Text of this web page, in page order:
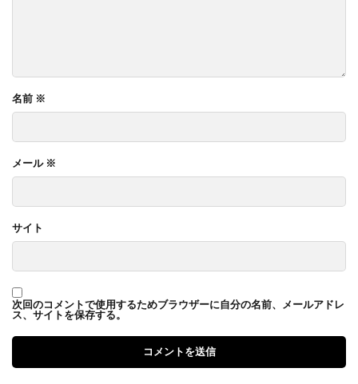
名前 ※
メール ※
サイト
次回のコメントで使用するためブラウザーに自分の名前、メールアドレ
ス、サイトを保存する。